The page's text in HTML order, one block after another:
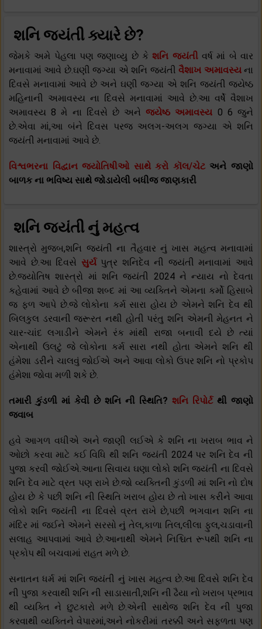
શનિ જયંતી ક્યારે છે?
જેમકે અમે પેહલા પણ જણાવ્યુ છે કે શનિ જયંતી વર્ષ માં બે વાર
મનાવામાં આવે છે.ઘણી જગ્યા એ શનિ જયંતીવૈશાખ અમાવસ્યના
દિવસે મનાવામાં આવે છે અને ઘણી જગ્યા એ શનિ જયંતી જ્યેષ્ઠ
મહિનાની અમાવસ્ય ના દિવસે મનાવામાં આવે છે.આ વર્ષે વૈશાખ
અમાવસ્ય 8 મે ના દિવસે છે અનેજ્યેષ્ઠ અમાવસ્ય 0 6 જુને
છે.એવા માં,આ બંને દિવસ પરજ અલગ-અલગ જગ્યા એ શનિ
જયંતી મનાવામાં આવે છે.
વિશ્વભરના વિદ્વાન જ્યોતિષીઓ સાથે કરો કૉલ/ચેટઅને જાણો
બાળક ના ભવિષ્ય સાથે જોડાયેલી બધીજ જાણકારી
શનિ જયંતી નું મહત્વ
શાસ્ત્રો મુજબ,શનિ જયંતી ના તૈહવાર નું ખાસ મહત્વ મનાવામાં
આવે છે.આ દિવસે સુર્ય પુત્ર શનિદેવ ની જયંતી મનાવામાં આવે
છે.જ્યોતિષ શાસ્ત્રો માં શનિ જયંતી 2024 ને ન્યાય નો દેવતા
કહેવામાં આવે છે બીજા શબ્દ માં આ વ્યક્તિને એમના કર્મો હિસાબે
જ ફળ આપે છે.જે લોકોના કર્મ સારા હોય છે એમને શનિ દેવ થી
બિલકુલ ડરવાની જરૂરત નથી હોતી પરંતુ શનિ એમની મેહનત ને
ચાર-ચાંદ લગાડીને એમને રંક માંથી રાજા બનાવી દયે છે ત્યાં
એનાથી ઉલટું જે લોકોના કર્મ સારા નથી હોતા એમને શનિ થી
હંમેશા ડરીને ચાલવું જોઈએ અને આવા લોકો ઉપર શનિ નો પ્રકોપ
હંમેશા જોવા મળી શકે છે.
તમારી કુંડળી માં કેવી છે શનિ ની સ્થિતિ? શનિ રિપોર્ટ થી જાણો
જવાબ
હવે આગળ વધીએ અને જાણી લઈએ કે શનિ ના ખરાબ ભાવ ને
ઓછો કરવા માટે કઈ વિધિ થી શનિ જયંતી 2024 પર શનિ દેવ ની
પુજા કરવી જોઈએ.આના સિવાય ઘણા લોકો શનિ જયંતી ના દિવસે
શનિ દેવ માટે વ્રત પણ રાખે છે.જો વ્યક્તિની કુંડળી માં શનિ નો દોષ
હોય છે કે પછી શનિ ની સ્થિતિ ખરાબ હોય છે તો ખાસ કરીને આવા
લોકો શનિ જયંતી ના દિવસે વ્રત રાખે છે,પછી ભગવાન શનિ ના
મંદિર માં જઈને એમને સરસો નું તેલ,કાળા તિલ,લીલા ફુલ,ચડાવાની
સલાહ આપવામાં આવે છે.આનાથી એમને નિશ્ચિત રૂપથી શનિ ના
પ્રકોપ થી બચવામાં રાહત મળે છે.
સનાતન ધર્મ માં શનિ જયંતી નું ખાસ મહત્વ છે.આ દિવસે શનિ દેવ
ની પુજા કરવાથી શનિ ની સાડાસાતી,શનિ ની ઢૈયા નો ખરાબ પ્રભાવ
થી વ્યક્તિ ને છુટકારો મળે છે.એની સાથેજ શનિ દેવ ની પુજા
કરવાથી વ્યક્તિને વેપારમાં,અને નોકરીમાં તરક્કી અને સફળતા પણ